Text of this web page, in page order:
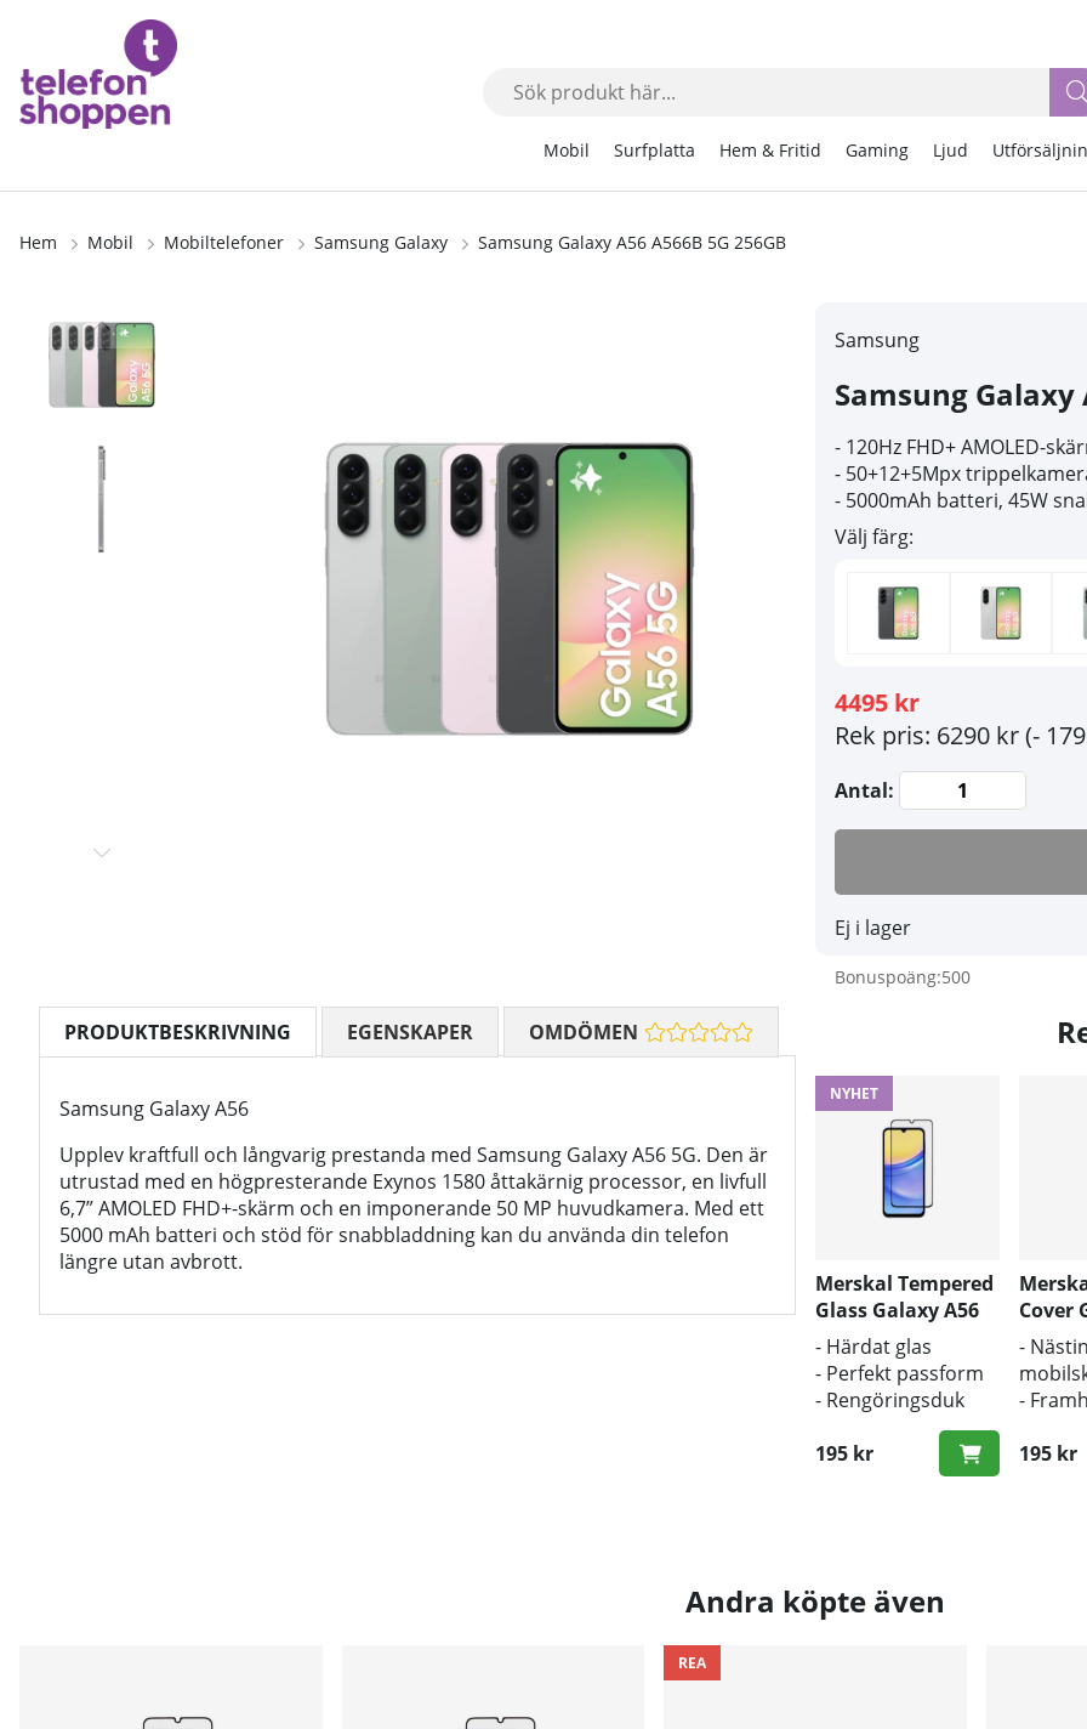
Mobil Surfplatta Hem & Fritid Gaming Ljud
Hem Mobil Mobiltelefoner Samsung Galaxy Samsung Galaxy A56 A566B 5G 256GB
Produktbilder
Samsung
Samsung Galaxy
- 120Hz FHD+ AMOLED-
- 50+12+5Mpx
- 5000mAh batteri, 45W
Välj färg:
4495 kr
Rek pris: 6290 kr(-
Antal:
Ej i lager
Bonuspoäng:500
PRODUKTBESKRIVNING
Samsung Galaxy A56
Upplev kraftfull och långvarig prestanda med Samsung Galaxy A56 5G. Den är
utrustad med en högpresterande Exynos 1580 åttakärnig processor, en livfull
6,7” AMOLED FHD+-skärm och en imponerande 50 MP huvudkamera. Med ett
5000 mAh batteri och stöd för snabbladdning kan du använda din telefon
längre utan avbrott.
EGENSKAPER OMDÖMEN
NYHET
Merskal Tempered
Glass Galaxy A56
(3D)
- Härdat glas
- Perfekt passform
- Rengöringsduk
inkluderad
195 kr
Cover
-
-
- Bra
195 kr
Andra köpte även
REA